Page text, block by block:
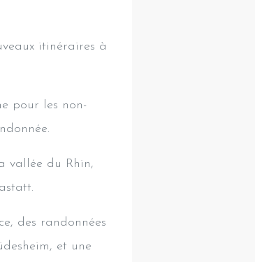
itinéraires à
pour les non-
vallée du Rhin,
des randonnées
et une